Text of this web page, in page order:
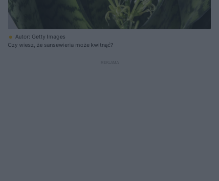
Autor: Getty Images
Czy wiesz, że sansewieria może kwitnąć?